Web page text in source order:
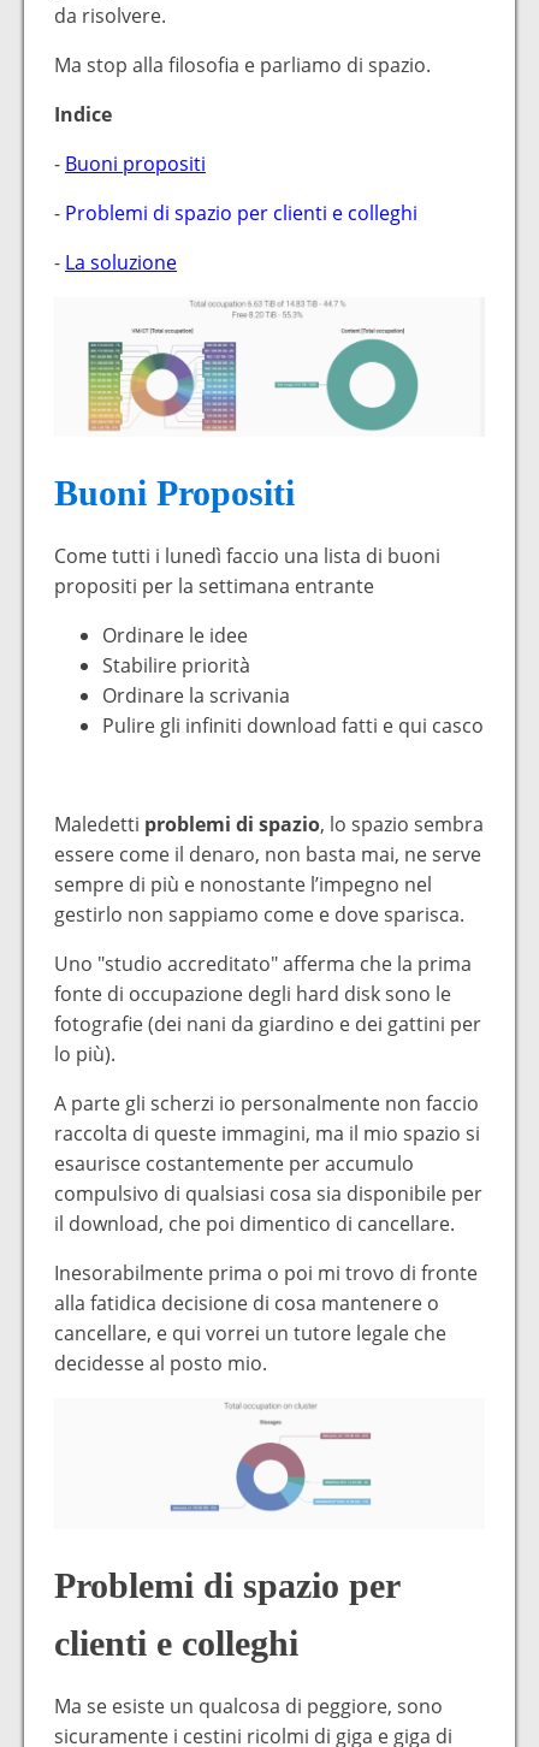
da risolvere.
Ma stop alla filosofia e parliamo di spazio.
Indice
- Buoni propositi
- Problemi di spazio per clienti e colleghi
- La soluzione
Buoni Propositi
Come tutti i lunedì faccio una lista di buoni
propositi per la settimana entrante
Ordinare le idee
Stabilire priorità
Ordinare la scrivania
Pulire gli infiniti download fatti e qui casco
Maledetti problemi di spazio, lo spazio sembra
essere come il denaro, non basta mai, ne serve
sempre di più e nonostante l’impegno nel
gestirlo non sappiamo come e dove sparisca.
Uno "studio accreditato" afferma che la prima
fonte di occupazione degli hard disk sono le
fotografie (dei nani da giardino e dei gattini per
lo più).
A parte gli scherzi io personalmente non faccio
raccolta di queste immagini, ma il mio spazio si
esaurisce costantemente per accumulo
compulsivo di qualsiasi cosa sia disponibile per
il download, che poi dimentico di cancellare.
Inesorabilmente prima o poi mi trovo di fronte
alla fatidica decisione di cosa mantenere o
cancellare, e qui vorrei un tutore legale che
decidesse al posto mio.
Problemi di spazio per
clienti e colleghi
Ma se esiste un qualcosa di peggiore, sono
sicuramente i cestini ricolmi di giga e giga di